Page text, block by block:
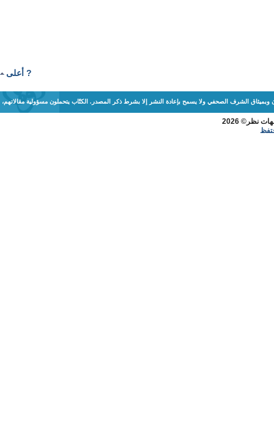
? أعلى
الشرف الصحفي ولا يسمح بإعادة النشر إلا بشرط ذكر المصدر. الكتّاب يتحملون مسؤولية مقالاتهم،
2026